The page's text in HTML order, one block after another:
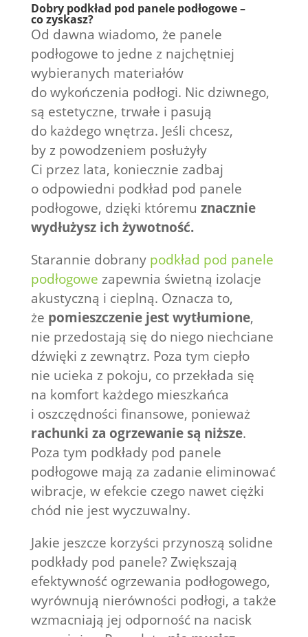
Dobry podkład pod panele podłogowe –
co zyskasz?
Od dawna wiadomo, że panele
podłogowe to jedne z najchętniej
wybieranych materiałów
do wykończenia podłogi. Nic dziwnego,
są estetyczne, trwałe i pasują
do każdego wnętrza. Jeśli chcesz,
by z powodzeniem posłużyły
Ci przez lata, koniecznie zadbaj
o odpowiedni podkład pod panele
podłogowe, dzięki któremu znacznie
wydłużysz ich żywotność.
Starannie dobrany podkład pod panele
podłogowe zapewnia świetną izolacje
akustyczną i cieplną. Oznacza to,
że pomieszczenie jest wytłumione,
nie przedostają się do niego niechciane
dźwięki z zewnątrz. Poza tym ciepło
nie ucieka z pokoju, co przekłada się
na komfort każdego mieszkańca
i oszczędności finansowe, ponieważ
rachunki za ogrzewanie są niższe.
Poza tym podkłady pod panele
podłogowe mają za zadanie eliminować
wibracje, w efekcie czego nawet ciężki
chód nie jest wyczuwalny.
Jakie jeszcze korzyści przynoszą solidne
podkłady pod panele? Zwiększają
efektywność ogrzewania podłogowego,
wyrównują nierówności podłogi, a także
wzmacniają jej odporność na nacisk